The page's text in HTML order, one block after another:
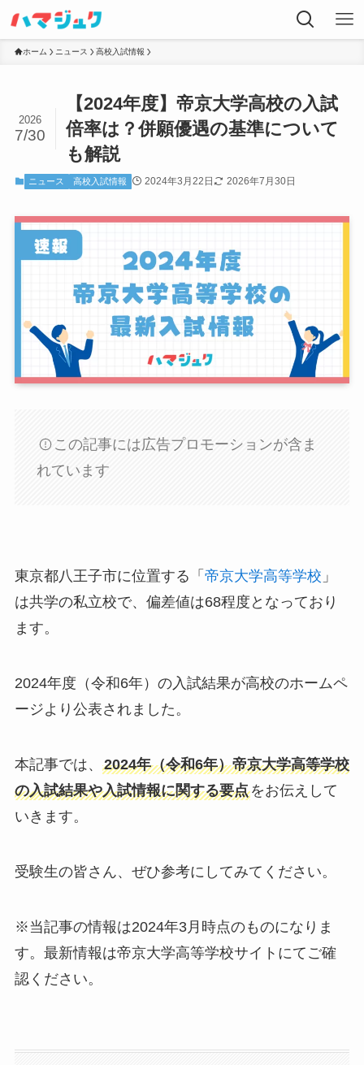
ホーム ニュース 高校入試情報
【2024年度】帝京大学高校の入試
倍率は？併願優遇の基準について
も解説
2026
7/30
ニュース 高校入試情報 2024年3月22日 2026年7月30日
この記事には広告プロモーションが含ま
れています
東京都八王子市に位置する「 帝京大学高等学校 」
は共学の私立校で、偏差値は68程度となっており
ます。
2024年度（令和6年）の入試結果が高校のホームペ
ージより公表されました。
本記事では、 2024年（令和6年）帝京大学高等学校
の入試結果や入試情報に関する要点をお伝えして
いきます。
受験生の皆さん、ぜひ参考にしてみてください。
※当記事の情報は2024年3月時点のものになりま
す。最新情報は帝京大学高等学校サイトにてご確
認ください。